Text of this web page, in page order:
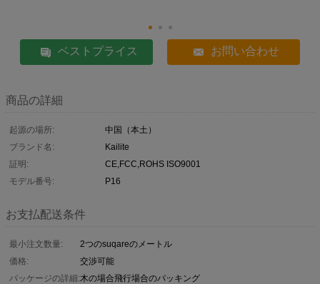
ベストプライス お問い合わせ
商品の詳細
起源の場所:
中国（本土）
ブランド名:
Kailite
証明:
CE,FCC,ROHS ISO9001
モデル番号:
P16
お支払配送条件
最小注文数量:
2つのsuqareのメートル
価格:
交渉可能
パッケージの詳細:木の場合飛行場合のパッキング